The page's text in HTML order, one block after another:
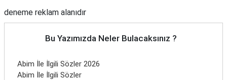
deneme reklam alanıdır
Bu Yazımızda Neler Bulacaksınız ?
Abim İle İlgili Sözler 2026
Abim İle İlgili Sözler